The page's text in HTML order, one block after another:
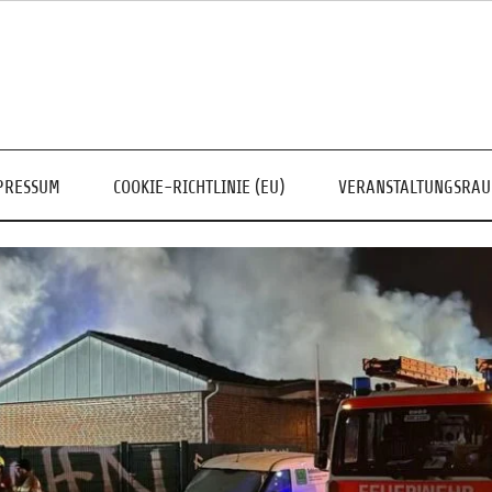
COOKIE-RICHTLINIE (EU)